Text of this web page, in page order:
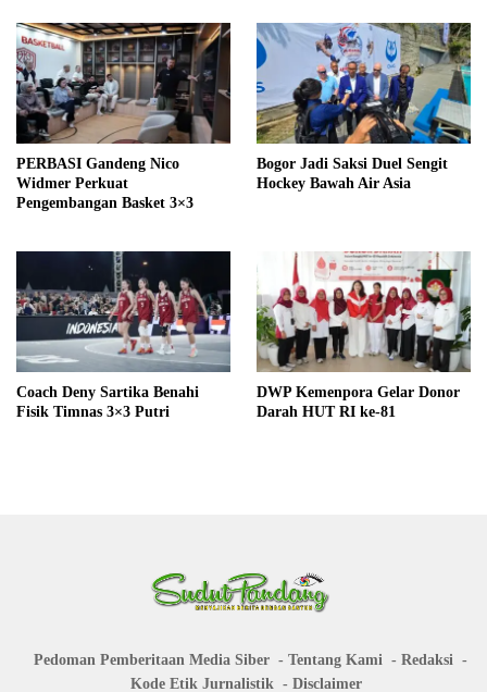
PERBASI Gandeng Nico
Widmer Perkuat
Pengembangan Basket 3×3
Bogor Jadi Saksi Duel Sengit
Hockey Bawah Air Asia
Coach Deny Sartika Benahi
Fisik Timnas 3×3 Putri
DWP Kemenpora Gelar Donor
Darah HUT RI ke-81
Pedoman Pemberitaan Media Siber Tentang Kami
Redaksi
Kode Etik Jurnalistik
Disclaimer